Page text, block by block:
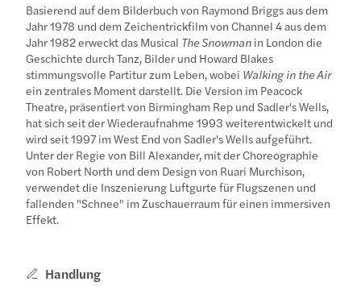
Basierend auf dem Bilderbuch von Raymond Briggs aus dem
Jahr 1978 und dem Zeichentrickfilm von Channel 4 aus dem
Jahr 1982 erweckt das Musical The Snowman in London die
Geschichte durch Tanz, Bilder und Howard Blakes
stimmungsvolle Partitur zum Leben, wobei Walking in the Air
ein zentrales Moment darstellt. Die Version im Peacock
Theatre, präsentiert von Birmingham Rep und Sadler's Wells,
hat sich seit der Wiederaufnahme 1993 weiterentwickelt und
wird seit 1997 im West End von Sadler's Wells aufgeführt.
Unter der Regie von Bill Alexander, mit der Choreographie
von Robert North und dem Design von Ruari Murchison,
verwendet die Inszenierung Luftgurte für Flugszenen und
fallenden "Schnee" im Zuschauerraum für einen immersiven
Effekt.
Handlung